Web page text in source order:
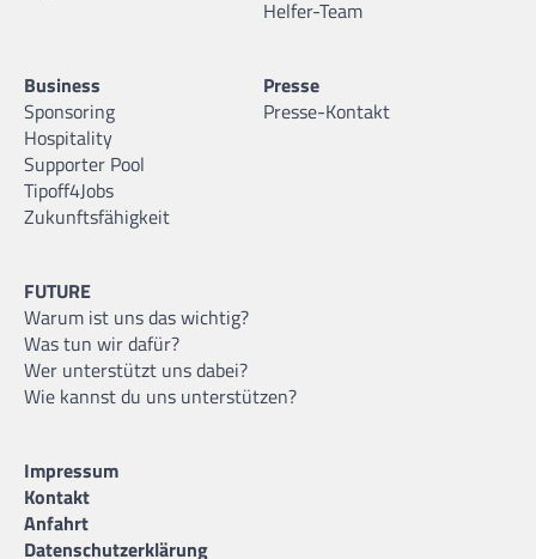
Helfer-Team
Business
Sponsoring
Hospitality
Supporter Pool
Tipoff4Jobs
Zukunftsfähigkeit
Presse
Presse-Kontakt
FUTURE
Warum ist uns das wichtig?
Was tun wir dafür?
Wer unterstützt uns dabei?
Wie kannst du uns unterstützen?
Impressum
Kontakt
Anfahrt
Datenschutzerklärung